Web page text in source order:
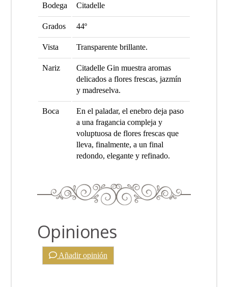
Bodega Citadelle
Grados 44º
Vista Transparente brillante.
Nariz
Citadelle Gin muestra aromas
delicados a flores frescas, jazmín
y madreselva.
Boca
En el paladar, el enebro deja paso
a una fragancia compleja y
voluptuosa de flores frescas que
lleva, finalmente, a un final
redondo, elegante y refinado.
Opiniones
Añadir opinión